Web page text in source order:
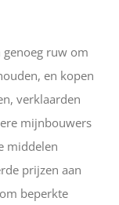
ruw om
en kopen
verklaarden
mijnbouwers
middelen
prijzen aan
beperkte